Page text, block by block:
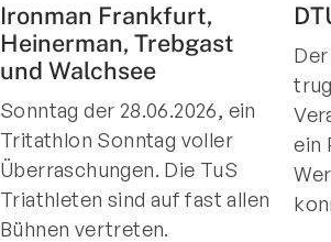
Ironman Frankfurt,
Heinerman, Trebgast
und Walchsee
Sonntag der 28.06.2026, ein
Tritathlon Sonntag voller
Überraschungen. Die TuS
Triathleten sind auf fast allen
Bühnen vertreten.
ein